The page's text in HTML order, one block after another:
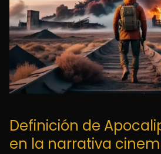
Definición de
en la narrativa